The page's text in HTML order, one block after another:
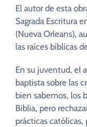
El autor de esta
Sagrada Escritura
(Nueva Orleans),
las raíces bíblicas
En su juventud, el
baptista sobre las
bien sabemos, los
Biblia, pero
prácticas católicas,